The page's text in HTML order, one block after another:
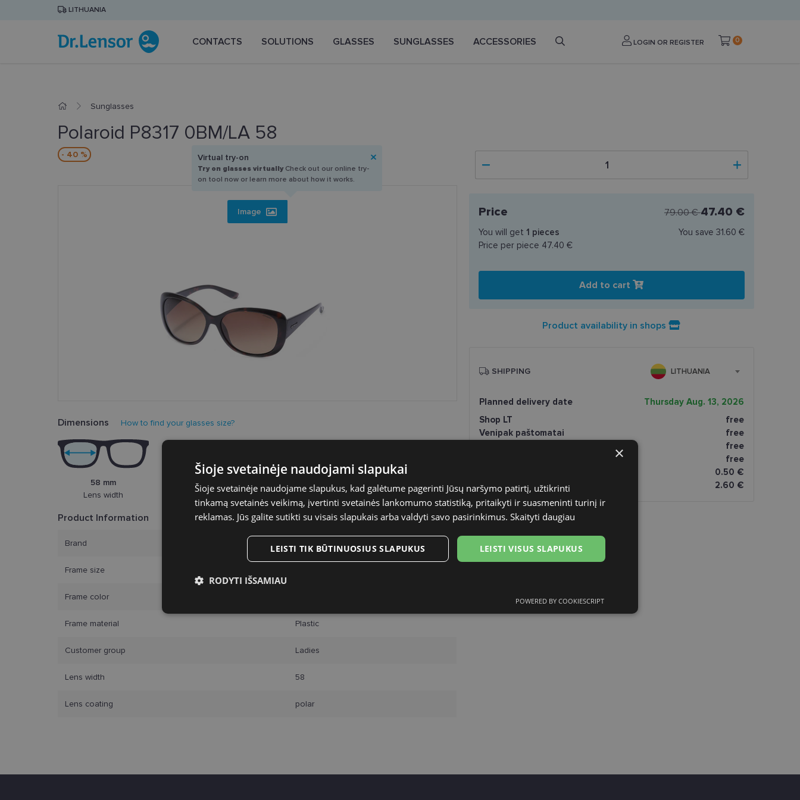
LITHUANIA
CONTACTS SOLUTIONS GLASSES SUNGLASSES ACCESSORIES LOGIN OR REGISTER 0
Sunglasses
Polaroid P8317 0BM/LA 58
- 40 %
Image
Virtual try-on
Try on glasses virtuallyCheck out our online try-
on tool now or learn more about how it works.
Dimensions How to find your glasses size?
58 mm
Lens width
Product Information
Brand POLAROID
Frame size
Frame color
Frame material Plastic
Customer group Ladies
Lens width 58
Lens coating polar
Price 79.00 €47.40 €
You will get 1 pieces
Price per piece 47.40 €
You save 31.60 €
Add to cart
Product availability in shops
SHIPPING LITHUANIA
Planned delivery date
Thursday Aug. 13, 2026
Shop LT
free
Venipak paštomatai
free
free
free
0.50 €
Courier
2.60 €
×
Šioje svetainėje naudojami slapukai
Šioje svetainėje naudojame slapukus, kad galėtume pagerinti Jūsų naršymo patirtį, užtikrinti
tinkamą svetainės veikimą, įvertinti svetainės lankomumo statistiką, pritaikyti ir suasmeninti turinį ir
reklamas. Jūs galite sutikti su visais slapukais arba valdyti savo pasirinkimus. Skaityti daugiau
LEISTI VISUS SLAPUKUS
LEISTI TIK BŪTINUOSIUS SLAPUKUS
RODYTI IŠSAMIAU
Funkciniai slapukai
Pavadinimas
Domenas
Galiojimas Aprašymas
POWERED BY COOKIESCRIPT